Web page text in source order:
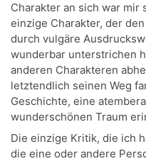
Charakter an sich war mir
einzige Charakter, der
durch vulgäre
wunderbar unterstrichen
anderen Charakteren
letztendlich seinen Weg
Geschichte, eine
wunderschönen Traum
Die einzige Kritik, die ich
die eine oder andere